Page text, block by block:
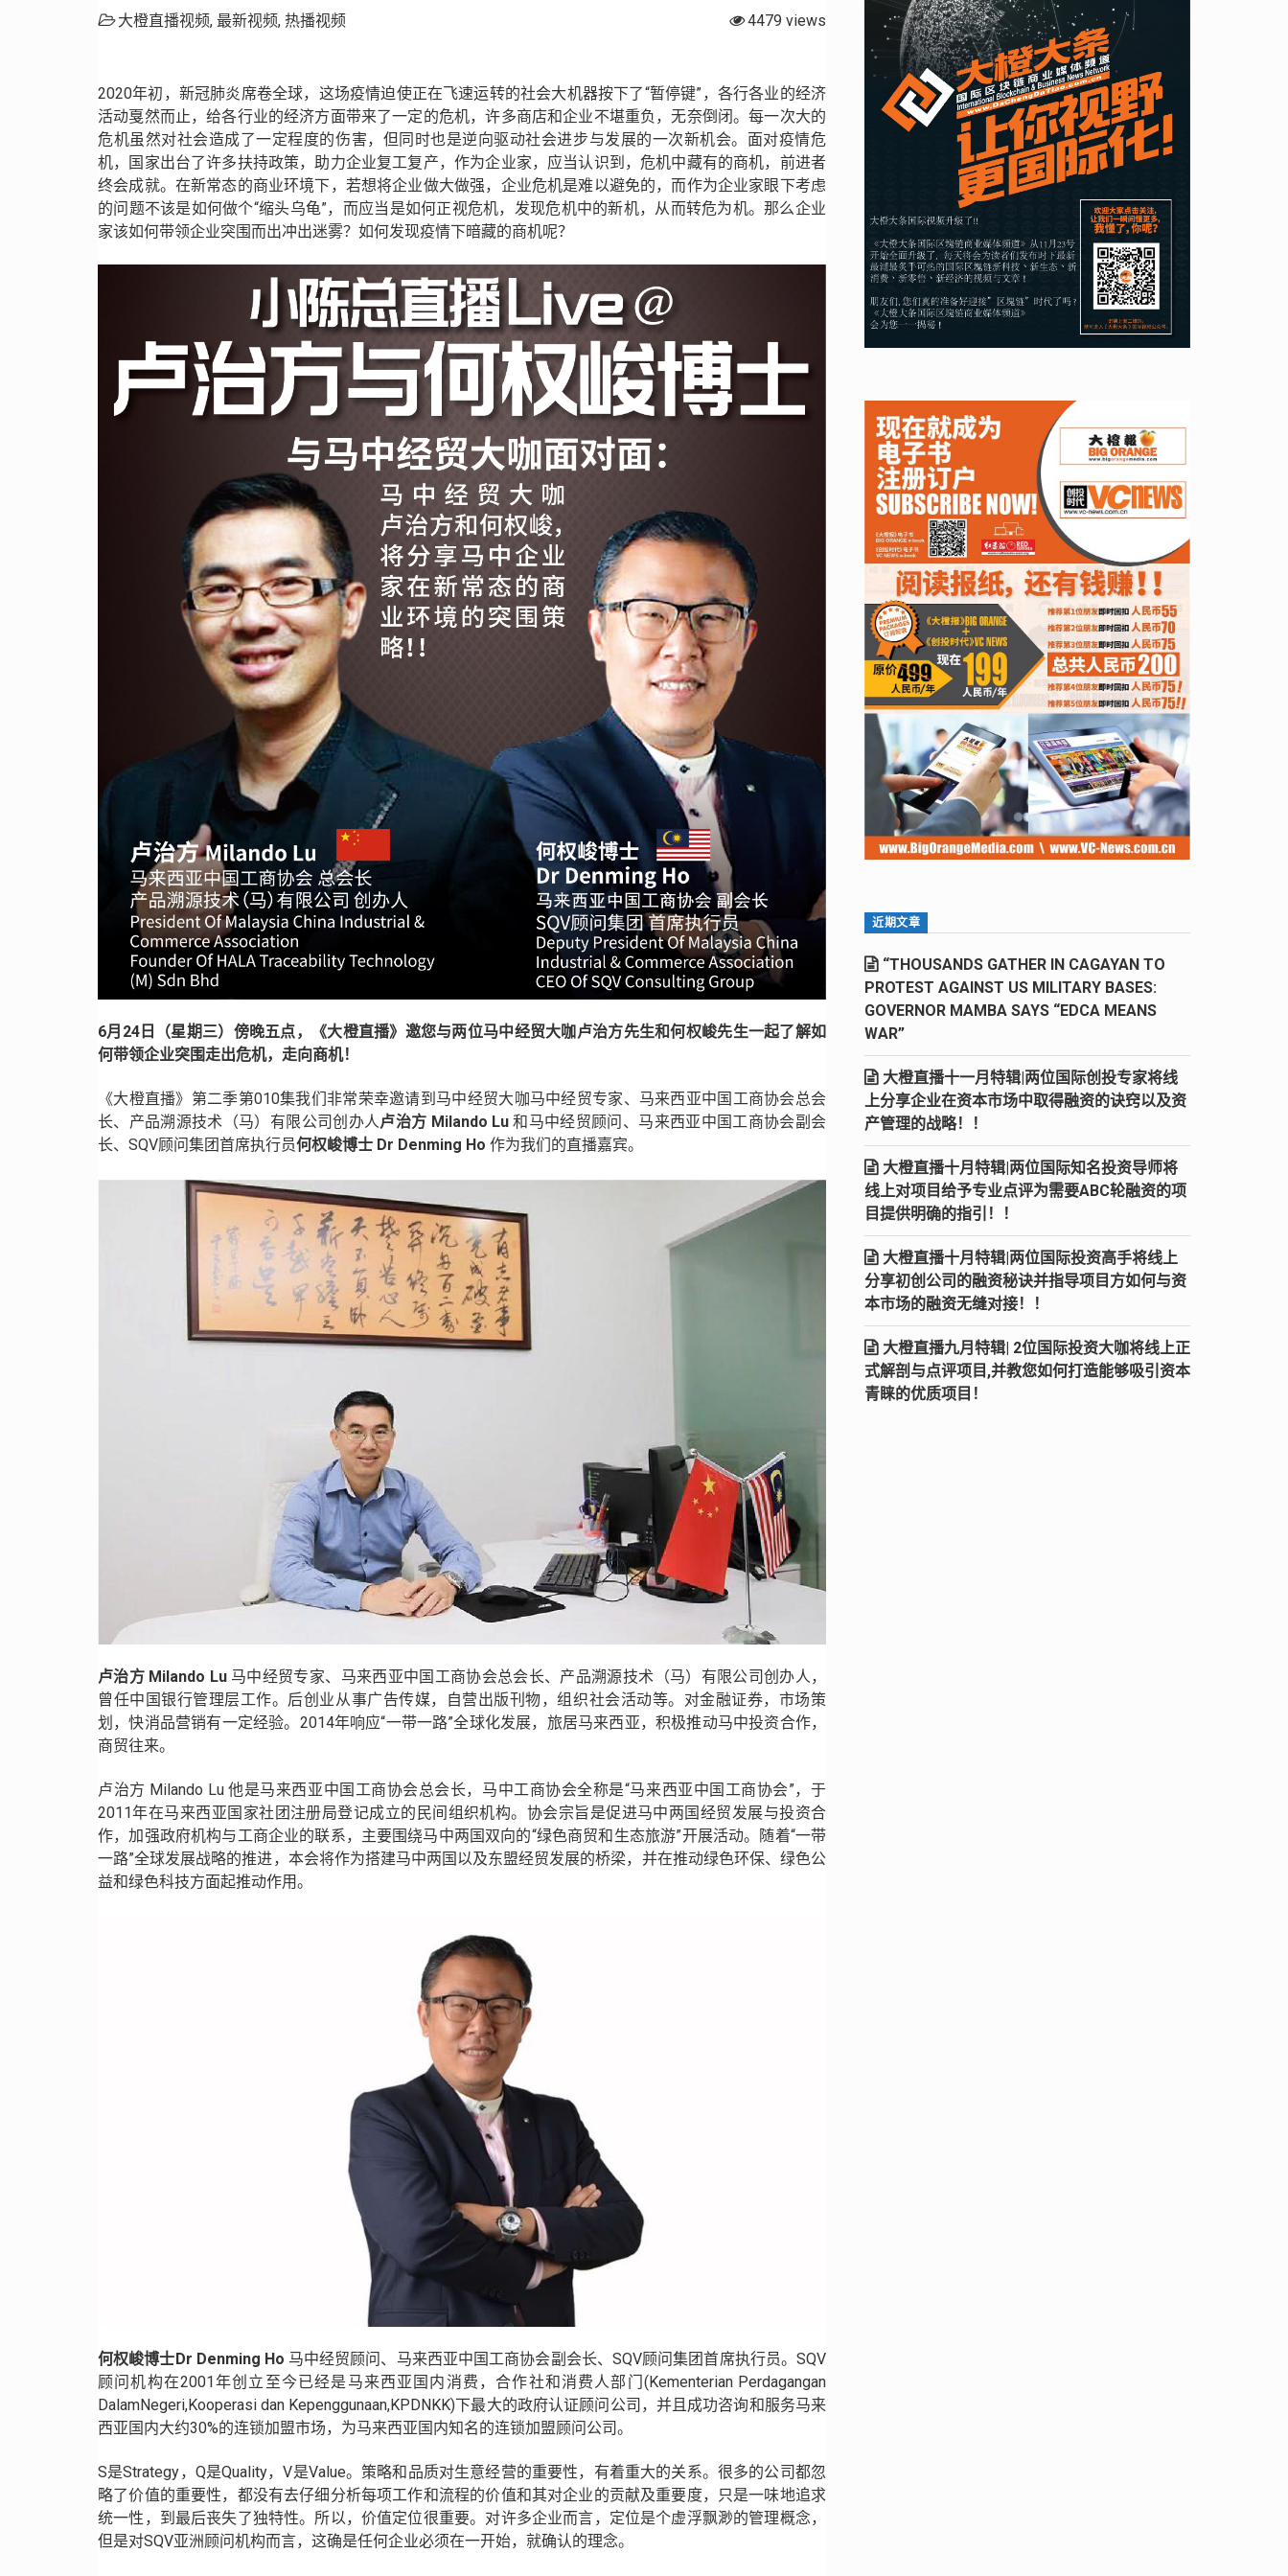
大橙直播视频, 最新视频, 热播视频 4479 views
2020年初，新冠肺炎席卷全球，这场疫情迫使正在飞速运转的社会大机器按下了“暂停键”，各行各业的经济
活动戛然而止，给各行业的经济方面带来了一定的危机，许多商店和企业不堪重负，无奈倒闭。每一次大的
危机虽然对社会造成了一定程度的伤害，但同时也是逆向驱动社会进步与发展的一次新机会。面对疫情危
机，国家出台了许多扶持政策，助力企业复工复产，作为企业家，应当认识到，危机中藏有的商机，前进者
终会成就。在新常态的商业环境下，若想将企业做大做强，企业危机是难以避免的，而作为企业家眼下考虑
的问题不该是如何做个“缩头乌龟”，而应当是如何正视危机，发现危机中的新机，从而转危为机。那么企业
家该如何带领企业突围而出冲出迷雾？如何发现疫情下暗藏的商机呢？
6月24日（星期三）傍晚五点，《大橙直播》邀您与两位马中经贸大咖卢治方先生和何权峻先生一起了解如
何带领企业突围走出危机，走向商机！
《大橙直播》第二季第010集我们非常荣幸邀请到马中经贸大咖马中经贸专家、马来西亚中国工商协会总会
长、产品溯源技术（马）有限公司创办人卢治方 Milando Lu和马中经贸顾问、马来西亚中国工商协会副会
长、SQV顾问集团首席执行员何权峻博士 Dr Denming Ho 作为我们的直播嘉宾。
卢治方 Milando Lu马中经贸专家、马来西亚中国工商协会总会长、产品溯源技术（马）有限公司创办人，
曾任中国银行管理层工作。后创业从事广告传媒，自营出版刊物，组织社会活动等。对金融证券，市场策
划，快消品营销有一定经验。2014年响应“一带一路”全球化发展，旅居马来西亚，积极推动马中投资合作，
商贸往来。
卢治方 Milando Lu 他是马来西亚中国工商协会总会长，马中工商协会全称是“马来西亚中国工商协会”，于
2011年在马来西亚国家社团注册局登记成立的民间组织机构。协会宗旨是促进马中两国经贸发展与投资合
作，加强政府机构与工商企业的联系，主要围绕马中两国双向的“绿色商贸和生态旅游”开展活动。随着“一带
一路”全球发展战略的推进，本会将作为搭建马中两国以及东盟经贸发展的桥梁，并在推动绿色环保、绿色公
益和绿色科技方面起推动作用。
何权峻博士Dr Denming Ho 马中经贸顾问、马来西亚中国工商协会副会长、SQV顾问集团首席执行员。SQV
顾问机构在2001年创立至今已经是马来西亚国内消费，合作社和消费人部门(Kementerian Perdagangan
DalamNegeri,Kooperasi dan Kepenggunaan,KPDNKK)下最大的政府认证顾问公司，并且成功咨询和服务马来
西亚国内大约30%的连锁加盟市场，为马来西亚国内知名的连锁加盟顾问公司。
S是Strategy，Q是Quality，V是Value。策略和品质对生意经营的重要性，有着重大的关系。很多的公司都忽
略了价值的重要性，都没有去仔细分析每项工作和流程的价值和其对企业的贡献及重要度，只是一味地追求
统一性，到最后丧失了独特性。所以，价值定位很重要。对许多企业而言，定位是个虚浮飘渺的管理概念，
但是对SQV亚洲顾问机构而言，这确是任何企业必须在一开始，就确认的理念。
近期文章
“THOUSANDS GATHER IN CAGAYAN TO
PROTEST AGAINST US MILITARY BASES:
GOVERNOR MAMBA SAYS “EDCA MEANS
WAR”
大橙直播十一月特辑|两位国际创投专家将线
上分享企业在资本市场中取得融资的诀窍以及资
产管理的战略！！
大橙直播十月特辑|两位国际知名投资导师将
线上对项目给予专业点评为需要ABC轮融资的项
目提供明确的指引！！
大橙直播十月特辑|两位国际投资高手将线上
分享初创公司的融资秘诀并指导项目方如何与资
本市场的融资无缝对接！！
大橙直播九月特辑| 2位国际投资大咖将线上正
式解剖与点评项目,并教您如何打造能够吸引资本
青睐的优质项目！